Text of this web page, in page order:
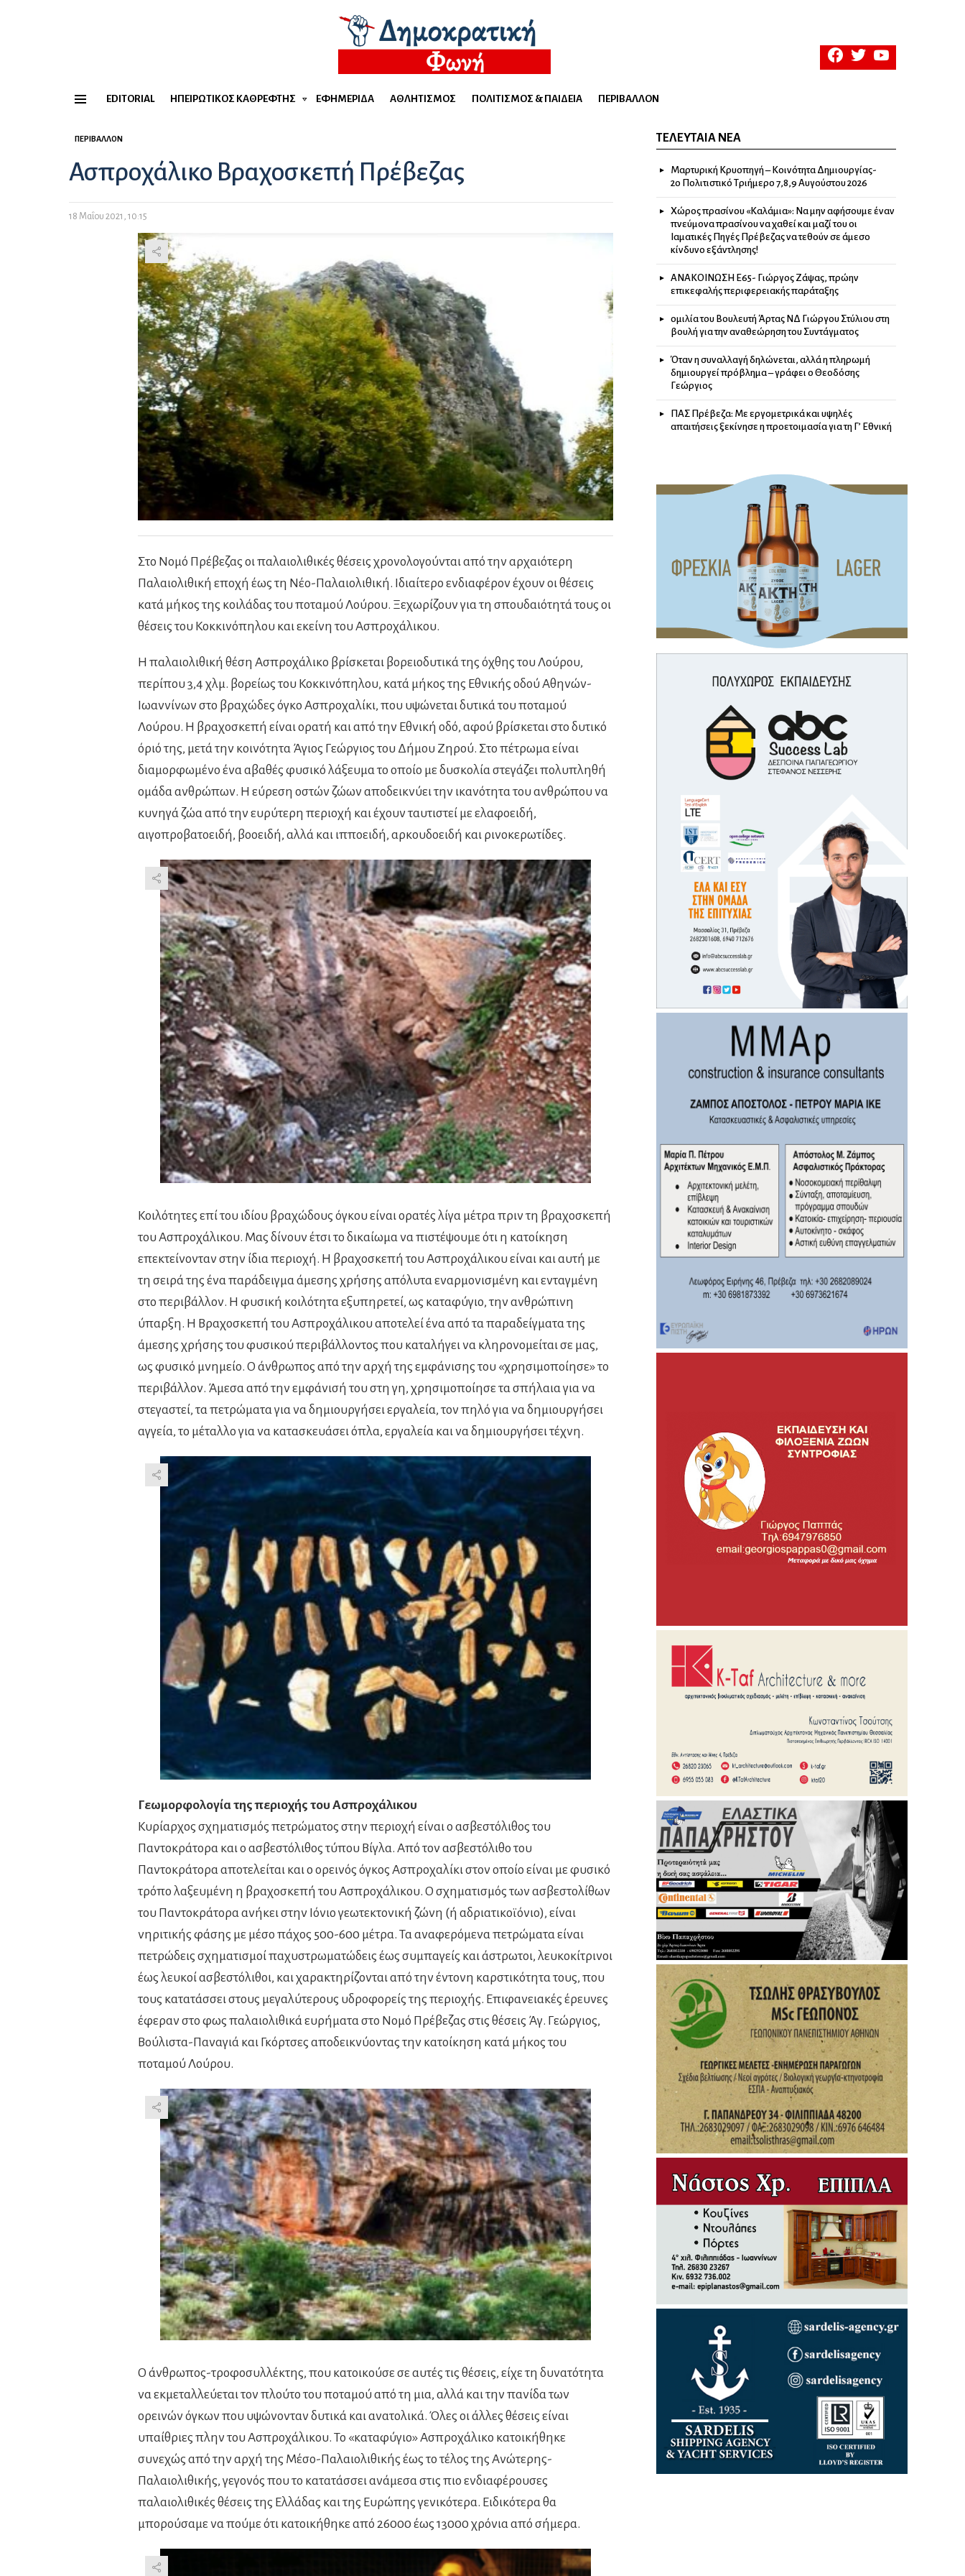
facebooktwitteryoutube
EDITORIAL ΗΠΕΙΡΏΤΙΚΟΣ ΚΑΘΡΈΦΤΗΣ ΕΦΗΜΕΡΊΔΑ ΑΘΛΗΤΙΣΜΌΣ ΠΟΛΙΤΙΣΜΌΣ & ΠΑΙΔΕΊΑ ΠΕΡΙΒΆΛΛΟΝ
ΠΕΡΙΒΆΛΛΟΝ
Ασπροχάλικο Βραχοσκεπή Πρέβεζας
18 Μαΐου 2021, 10:15
Στο Νομό Πρέβεζας οι παλαιολιθικές θέσεις χρονολογούνται από την αρχαιότερη
Παλαιολιθική εποχή έως τη Νέο-Παλαιολιθική. Ιδιαίτερο ενδιαφέρον έχουν οι θέσεις
κατά μήκος της κοιλάδας του ποταμού Λούρου. Ξεχωρίζουν για τη σπουδαιότητά τους οι
θέσεις του Κοκκινόπηλου και εκείνη του Ασπροχάλικου.
Η παλαιολιθική θέση Ασπροχάλικο βρίσκεται βορειοδυτικά της όχθης του Λούρου,
περίπου 3,4 χλμ. βορείως του Κοκκινόπηλου, κατά μήκος της Εθνικής οδού Αθηνών-
Ιωαννίνων στο βραχώδες όγκο Ασπροχαλίκι, που υψώνεται δυτικά του ποταμού
Λούρου. Η βραχοσκεπή είναι ορατή και από την Εθνική οδό, αφού βρίσκεται στο δυτικό
όριό της, μετά την κοινότητα Άγιος Γεώργιος του Δήμου Ζηρού. Στο πέτρωμα είναι
διαμορφωμένο ένα αβαθές φυσικό λάξευμα το οποίο με δυσκολία στεγάζει πολυπληθή
ομάδα ανθρώπων. Η εύρεση οστών ζώων αποδεικνύει την ικανότητα του ανθρώπου να
κυνηγά ζώα από την ευρύτερη περιοχή και έχουν ταυτιστεί με ελαφοειδή,
αιγοπροβατοειδή, βοοειδή, αλλά και ιπποειδή, αρκουδοειδή και ρινοκερωτίδες.
Κοιλότητες επί του ιδίου βραχώδους όγκου είναι ορατές λίγα μέτρα πριν τη βραχοσκεπή
του Ασπροχάλικου. Μας δίνουν έτσι το δικαίωμα να πιστέψουμε ότι η κατοίκηση
επεκτείνονταν στην ίδια περιοχή. Η βραχοσκεπή του Ασπροχάλικου είναι και αυτή με
τη σειρά της ένα παράδειγμα άμεσης χρήσης απόλυτα εναρμονισμένη και ενταγμένη
στο περιβάλλον. Η φυσική κοιλότητα εξυπηρετεί, ως καταφύγιο, την ανθρώπινη
ύπαρξη. Η Βραχοσκεπή του Ασπροχάλικου αποτελεί ένα από τα παραδείγματα της
άμεσης χρήσης του φυσικού περιβάλλοντος που καταλήγει να κληρονομείται σε μας,
ως φυσικό μνημείο. Ο άνθρωπος από την αρχή της εμφάνισης του «χρησιμοποίησε» το
περιβάλλον. Άμεσα από την εμφάνισή του στη γη, χρησιμοποίησε τα σπήλαια για να
στεγαστεί, τα πετρώματα για να δημιουργήσει εργαλεία, τον πηλό για να δημιουργήσει
αγγεία, το μέταλλο για να κατασκευάσει όπλα, εργαλεία και να δημιουργήσει τέχνη.
Γεωμορφολογία της περιοχής του Ασπροχάλικου
Κυρίαρχος σχηματισμός πετρώματος στην περιοχή είναι ο ασβεστόλιθος του
Παντοκράτορα και ο ασβεστόλιθος τύπου Βίγλα. Από τον ασβεστόλιθο του
Παντοκράτορα αποτελείται και o ορεινός όγκος Ασπροχαλίκι στον οποίο είναι με φυσικό
τρόπο λαξευμένη η βραχοσκεπή του Ασπροχάλικου. Ο σχηματισμός των ασβεστολίθων
του Παντοκράτορα ανήκει στην Ιόνιο γεωτεκτονική ζώνη (ή αδριατικοϊόνιο), είναι
νηριτικής φάσης με μέσο πάχος 500-600 μέτρα. Τα αναφερόμενα πετρώματα είναι
πετρώδεις σχηματισμοί παχυστρωματώδεις έως συμπαγείς και άστρωτοι, λευκοκίτρινοι
έως λευκοί ασβεστόλιθοι, και χαρακτηρίζονται από την έντονη καρστικότητα τους, που
τους κατατάσσει στους μεγαλύτερους υδροφορείς της περιοχής. Επιφανειακές έρευνες
έφεραν στο φως παλαιολιθικά ευρήματα στο Νομό Πρέβεζας στις θέσεις Άγ. Γεώργιος,
Βούλιστα-Παναγιά και Γκόρτσες αποδεικνύοντας την κατοίκηση κατά μήκος του
ποταμού Λούρου.
Ο άνθρωπος-τροφοσυλλέκτης, που κατοικούσε σε αυτές τις θέσεις, είχε τη δυνατότητα
να εκμεταλλεύεται τον πλούτο του ποταμού από τη μια, αλλά και την πανίδα των
ορεινών όγκων που υψώνονταν δυτικά και ανατολικά. Όλες οι άλλες θέσεις είναι
υπαίθριες πλην του Ασπροχάλικου. Το «καταφύγιο» Ασπροχάλικο κατοικήθηκε
συνεχώς από την αρχή της Μέσο-Παλαιολιθικής έως το τέλος της Ανώτερης-
Παλαιολιθικής, γεγονός που το κατατάσσει ανάμεσα στις πιο ενδιαφέρουσες
παλαιολιθικές θέσεις της Ελλάδας και της Ευρώπης γενικότερα. Ειδικότερα θα
μπορούσαμε να πούμε ότι κατοικήθηκε από 26000 έως 13000 χρόνια από σήμερα.
ΤΕΛΕΥΤΑΊΑ ΝΈΑ
Μαρτυρική Κρυοπηγή – Κοινότητα Δημιουργίας-
2ο Πολιτιστικό Τριήμερο 7,8,9 Αυγούστου 2026
Χώρος πρασίνου «Καλάμια»: Να μην αφήσουμε έναν
πνεύμονα πρασίνου να χαθεί και μαζί του οι
Ιαματικές Πηγές Πρέβεζας να τεθούν σε άμεσο
κίνδυνο εξάντλησης!
ΑΝΑΚΟΙΝΩΣΗ Ε65- Γιώργος Ζάψας, πρώην
επικεφαλής περιφερειακής παράταξης
ομιλία του Βουλευτή Άρτας ΝΔ Γιώργου Στύλιου στη
βουλή για την αναθεώρηση του Συντάγματος
Όταν η συναλλαγή δηλώνεται, αλλά η πληρωμή
δημιουργεί πρόβλημα – γράφει ο Θεοδόσης
Γεώργιος
ΠΑΣ Πρέβεζα: Με εργομετρικά και υψηλές
απαιτήσεις ξεκίνησε η προετοιμασία για τη Γ’ Εθνική